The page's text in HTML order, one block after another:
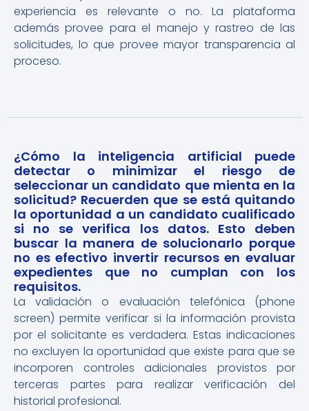
experiencia es relevante o no. La plataforma
además provee para el manejo y rastreo de las
solicitudes, lo que provee mayor transparencia al
proceso.
¿Cómo la inteligencia artificial puede
detectar o minimizar el riesgo de
seleccionar un candidato que mienta en la
solicitud? Recuerden que se está quitando
la oportunidad a un candidato cualificado
si no se verifica los datos. Esto deben
buscar la manera de solucionarlo porque
no es efectivo invertir recursos en evaluar
expedientes que no cumplan con los
requisitos.
La validación o evaluación telefónica (phone
screen) permite verificar si la información provista
por el solicitante es verdadera. Estas indicaciones
no excluyen la oportunidad que existe para que se
incorporen controles adicionales provistos por
terceras partes para realizar verificación del
historial profesional.